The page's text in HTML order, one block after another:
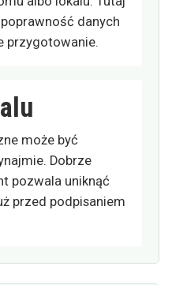
danych
przygotowanie.
może być
Dobrze
pozwala uniknąć
przed podpisaniem